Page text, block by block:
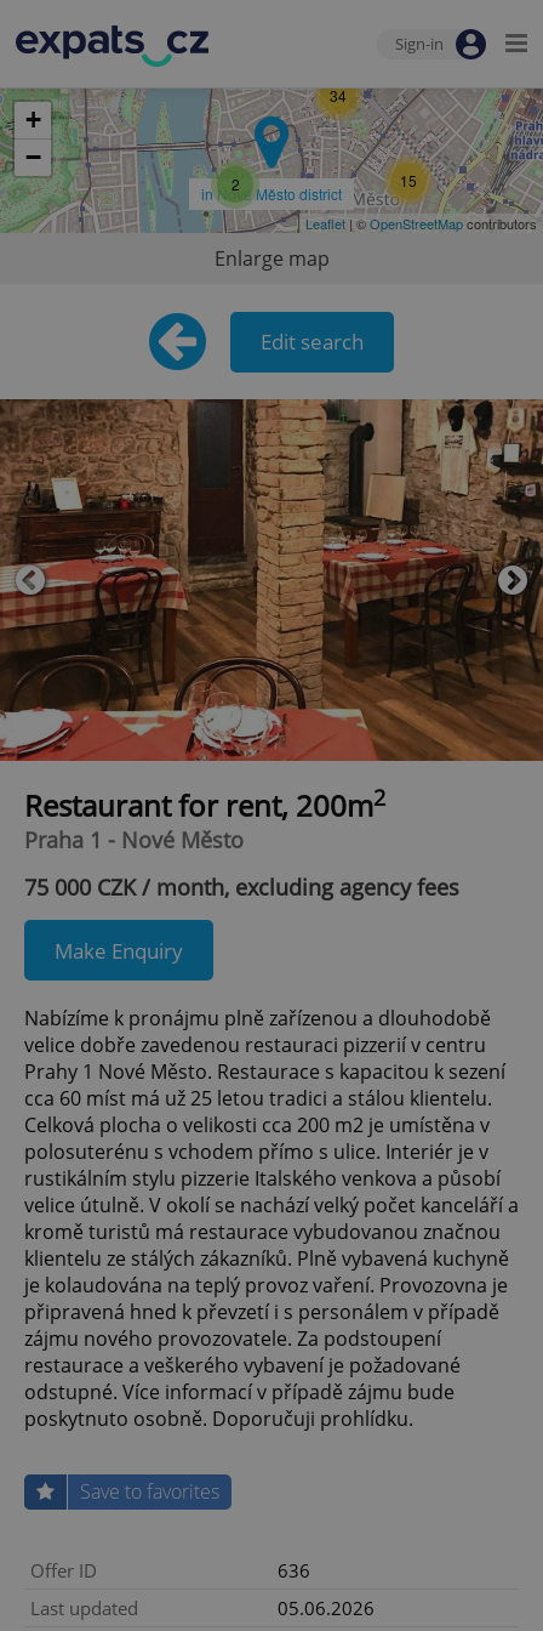
Sign-in
in Nové Město district
2 15
34
+
−
Leaflet | ©OpenStreetMapcontributors
Enlarge map
Edit search
Restaurant for rent, 200m2
Praha 1 - Nové Město
75 000 CZK / month, excluding agency fees
Make Enquiry
Nabízíme k pronájmu plně zařízenou a dlouhodobě
velice dobře zavedenou restauraci pizzerií v centru
Prahy 1 Nové Město. Restaurace s kapacitou k sezení
cca 60 míst má už 25 letou tradici a stálou klientelu.
Celková plocha o velikosti cca 200 m2 je umístěna v
polosuterénu s vchodem přímo s ulice. Interiér je v
rustikálním stylu pizzerie Italského venkova a působí
velice útulně. V okolí se nachází velký počet kanceláří a
kromě turistů má restaurace vybudovanou značnou
klientelu ze stálých zákazníků. Plně vybavená kuchyně
je kolaudována na teplý provoz vaření. Provozovna je
připravená hned k převzetí i s personálem v případě
zájmu nového provozovatele. Za podstoupení
restaurace a veškerého vybavení je požadované
odstupné. Více informací v případě zájmu bude
poskytnuto osobně. Doporučuji prohlídku.
Save to favorites
Offer ID
636
Last updated
05.06.2026